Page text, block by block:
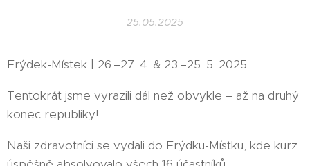
25.05.2025
Frýdek-Místek | 26.–27. 4. & 23.–25. 5. 2025
Tentokrát jsme vyrazili dál než obvykle – až na druhý
konec republiky!
Naši zdravotníci se vydali do Frýdku-Místku, kde kurz